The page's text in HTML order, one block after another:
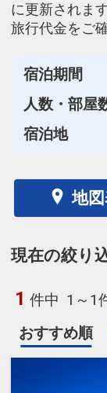
に更新されま
旅行代金をご
宿泊期間
人数・部屋
宿泊地
地
現在の絞り
1 件中 1～1
おすすめ順